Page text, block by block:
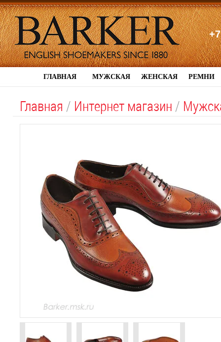
ГЛАВНАЯ МУЖСКАЯ ЖЕНСКАЯ РЕМНИ
Главная / Интернет магазин /